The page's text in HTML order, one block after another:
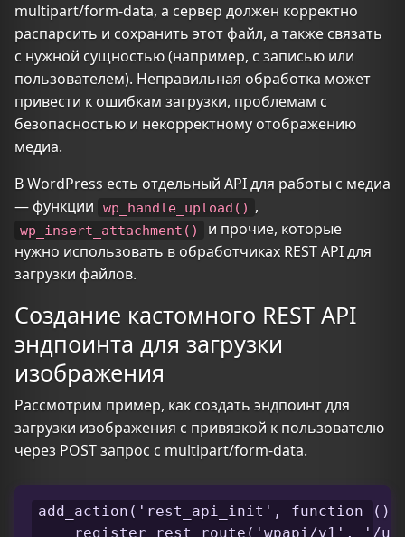
multipart/form-data, а сервер должен корректно
распарсить и сохранить этот файл, а также связать
с нужной сущностью (например, с записью или
пользователем). Неправильная обработка может
привести к ошибкам загрузки, проблемам с
безопасностью и некорректному отображению
медиа.
В WordPress есть отдельный API для работы с медиа
— функции
wp_handle_upload() ,
wp_insert_attachment()
и прочие, которые
нужно использовать в обработчиках REST API для
загрузки файлов.
Создание кастомного REST API
эндпоинта для загрузки
изображения
Рассмотрим пример, как создать эндпоинт для
загрузки изображения с привязкой к пользователю
через POST запрос с multipart/form-data.
add_action('rest_api_init', function ()
register_rest_route('wpapi/v1', '/